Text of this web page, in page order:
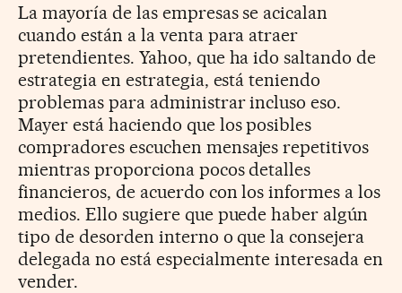
La mayoría de las empresas se acicalan
cuando están a la venta para atraer
pretendientes. Yahoo, que ha ido saltando de
estrategia en estrategia, está teniendo
problemas para administrar incluso eso.
Mayer está haciendo que los posibles
compradores escuchen mensajes repetitivos
mientras proporciona pocos detalles
financieros, de acuerdo con los informes a los
medios. Ello sugiere que puede haber algún
tipo de desorden interno o que la consejera
delegada no está especialmente interesada en
vender.